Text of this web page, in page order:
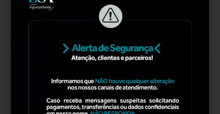
A “Desbancarização”e o Crescimento dos FIDCs no
Brasil: Uma Tendência no Mercado de Capitais